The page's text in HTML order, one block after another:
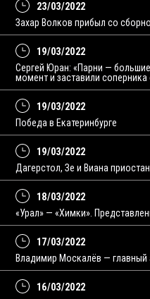
23/03/2022
Захар Волков прибыл со
19/03/2022
Сергей Юран: «Парни —
момент и заставили соперника
19/03/2022
Победа в Екатеринбурге
19/03/2022
Дагерстол, Зе и Виана
18/03/2022
«Урал» — «Химки».
17/03/2022
Владимир Москалёв — главный
16/03/2022